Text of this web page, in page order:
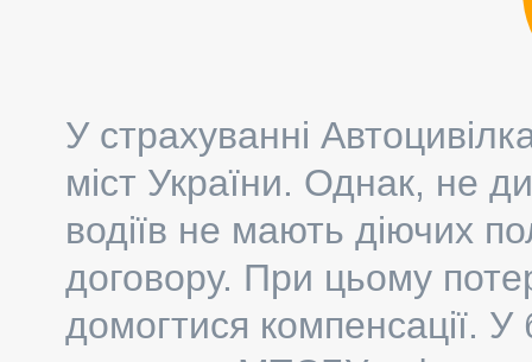
У страхуванні
міст України. Однак, не
водіїв не мають діючих
договору. При цьому
домогтися компенсації. У